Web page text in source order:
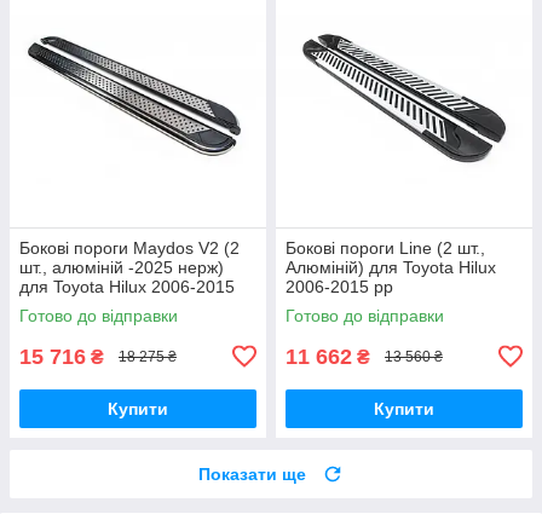
Бокові пороги Maydos V2 (2
шт., алюміній -2025 нерж)
для Toyota Hilux 2006-2015
рр
Готово до відправки
15 716 ₴ 18 275 ₴
Купити
Бокові пороги Line (2 шт.,
Алюміній) для Toyota Hilux
2006-2015 рр
Готово до відправки
11 662 ₴ 13 560 ₴
Купити
Показати ще